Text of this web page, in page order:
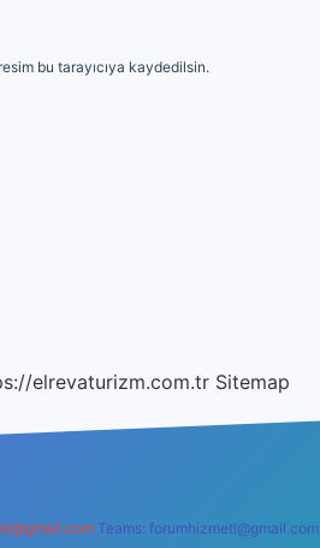
bu tarayıcıya kaydedilsin.
elrevaturizm.com.tr Sitemap
Teams: forumhizmeti@gmail.com